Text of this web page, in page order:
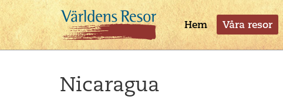
Hem Våra resor
Nicaragua